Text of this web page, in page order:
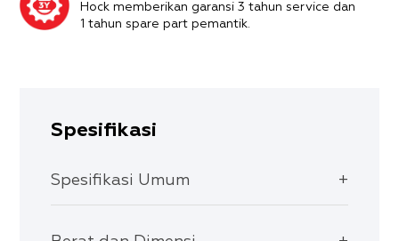
Hock memberikan garansi 3 tahun service dan
1 tahun spare part pemantik.
Spesifikasi
Spesifikasi Umum
Api Lotus biru besar